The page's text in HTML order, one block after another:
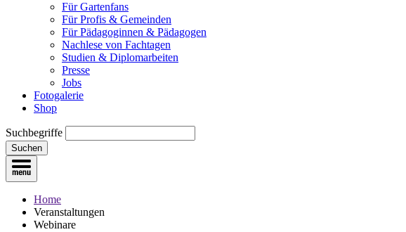
Für Gartenfans
Für Profis & Gemeinden
Für Pädagoginnen & Pädagogen
Nachlese von Fachtagen
Studien & Diplomarbeiten
Presse
Jobs
Fotogalerie
Shop
Suchbegriffe
Suchen
Home
Veranstaltungen
Webinare